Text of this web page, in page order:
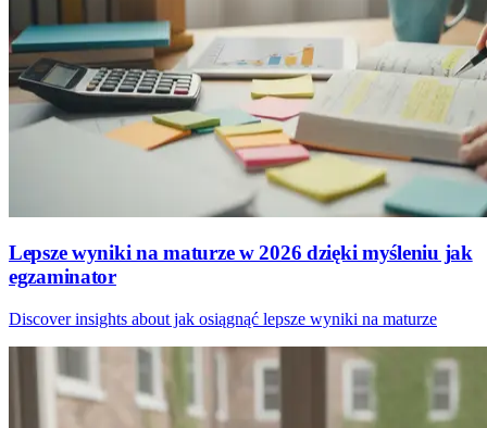
Lepsze wyniki na maturze w 2026 dzięki myśleniu jak
egzaminator
Discover insights about jak osiągnąć lepsze wyniki na maturze